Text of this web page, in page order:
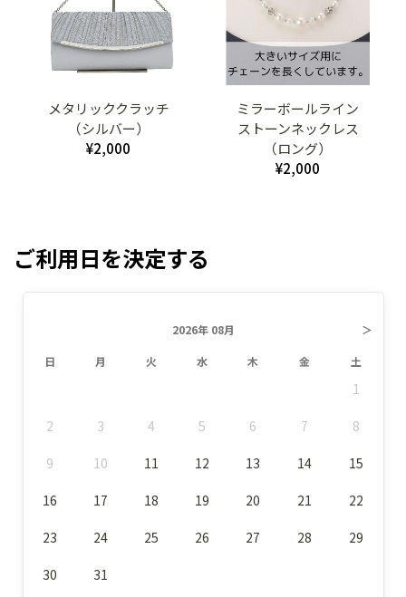
メタリッククラッチ
（シルバー）
¥2,000
ミラーボールライン
ストーンネックレス
（ロング）
¥2,000
ご利用日を決定する
2026年 08月 ＞
日 月 火 水 木 金 土
1
2 3 4 5 6 7 8
9 10 11 12 13 14 15
16 17 18 19 20 21 22
23 24 25 26 27 28 29
30 31